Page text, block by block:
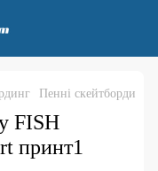
Пенні скейтборди
FISH
принт1